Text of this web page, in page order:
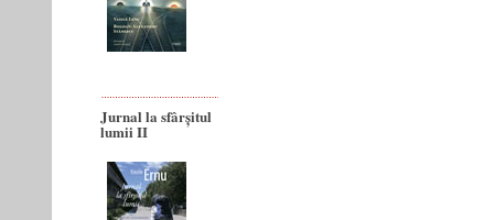
Jurnal la sfârșitul
lumii II